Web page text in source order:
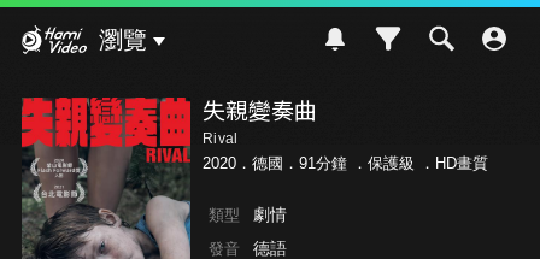
瀏覽
失親變奏曲
Rival
2020．德國．91分鐘 ． 保護級 ．HD畫質
類型 劇情
發音 德語